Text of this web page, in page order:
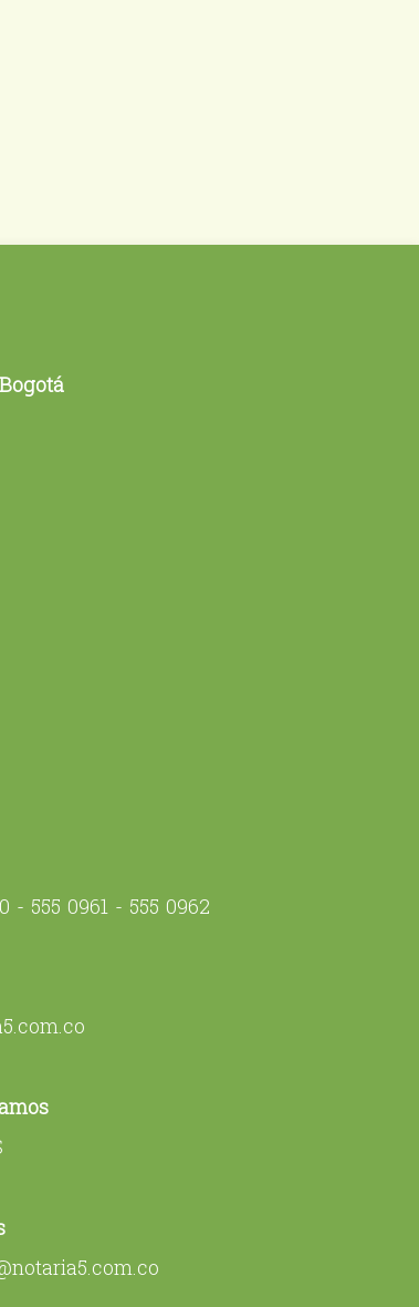
- 555 0961 - 555 0962